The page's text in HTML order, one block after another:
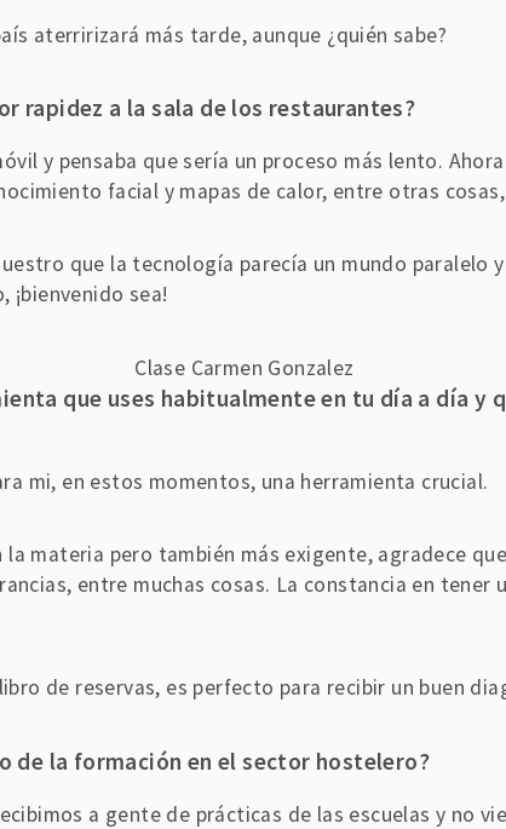
aterririzará más tarde, aunque ¿quién sabe?
rapidez a la sala de los restaurantes?
y pensaba que sería un proceso más lento.
facial y mapas de calor, entre otras
que la tecnología parecía un mundo paralelo
sea!
que uses habitualmente en tu día a día y
mi, en estos momentos, una herramienta crucial.
materia pero también más exigente, agradece
entre muchas cosas. La constancia en tener
de reservas, es perfecto para recibir un buen
de la formación en el sector hostelero?
a gente de prácticas de las escuelas y no